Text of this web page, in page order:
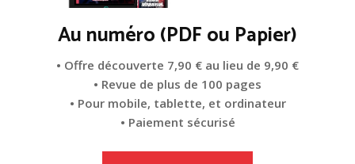
Au numéro (PDF ou Papier)
• Offre découverte 7,90 € au lieu de 9,90 €
• Revue de plus de 100 pages
• Pour mobile, tablette, et ordinateur
• Paiement sécurisé